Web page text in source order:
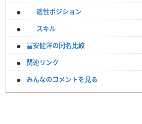
適性ポジション
スキル
冨安健洋の同名比較
関連リンク
みんなのコメントを見る